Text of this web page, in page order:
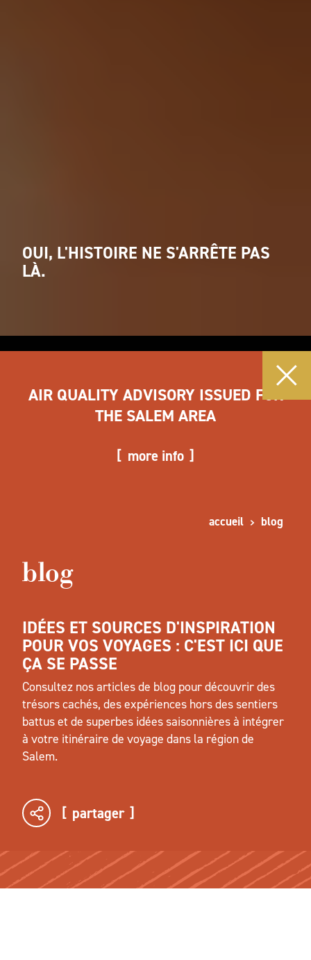
OUI, L'HISTOIRE NE S'ARRÊTE PAS
LÀ.
AIR QUALITY ADVISORY ISSUED FOR
THE SALEM AREA
more info
accueil blog
blog
IDÉES ET SOURCES D'INSPIRATION
POUR VOS VOYAGES : C'EST ICI QUE
ÇA SE PASSE
Consultez nos articles de blog pour découvrir des
trésors cachés, des expériences hors des sentiers
battus et de superbes idées saisonnières à intégrer
à votre itinéraire de voyage dans la région de
Salem.
partager